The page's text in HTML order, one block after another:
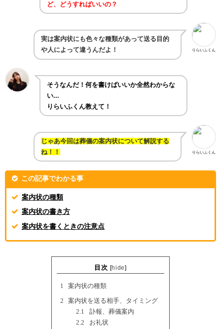
ど、どうすればいいの？
りらいふくん
実は案内状にも色々な種類があって送る目的
や人によって違うんだよ！
そうなんだ！何を書けばいいか全然わからな
い...
りらいふくん教えて！
りらいふくん
じゃあ今回は葬儀の案内状について解説する
ね！！
この記事でわかる事
案内状の種類
案内状の書き方
案内状を書くときの注意点
目次 [hide]
1 案内状の種類
2 案内状を送る相手、タイミング
2.1 訃報、葬儀案内
2.2 お礼状